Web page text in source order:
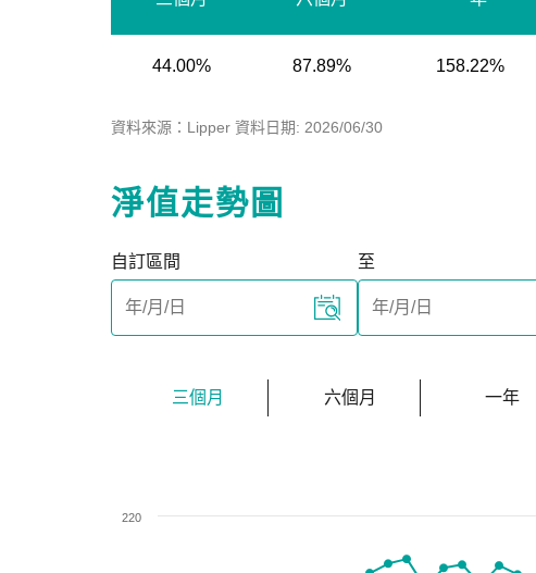
44.00% 87.89% 158.22%
資料來源：Lipper 資料日期: 2026/06/30
淨值走勢圖
自訂區間 至
三個月 六個月 一年
220